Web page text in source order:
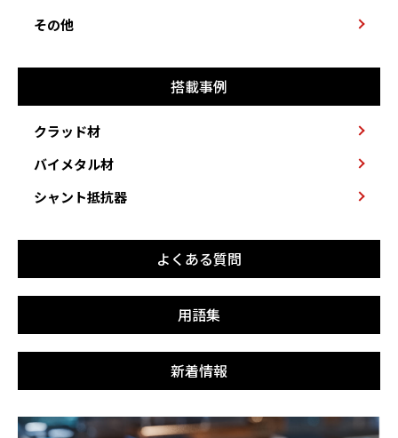
その他
搭載事例
クラッド材
バイメタル材
シャント抵抗器
よくある質問
用語集
新着情報